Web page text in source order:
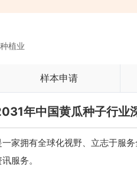
种植业
样本申请
年中国黄瓜种子行业
家拥有全球化视野、立志于服
服务。